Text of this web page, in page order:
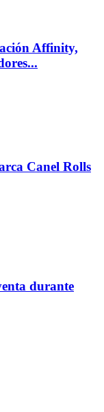
Affinity,
Canel Rolls
durante